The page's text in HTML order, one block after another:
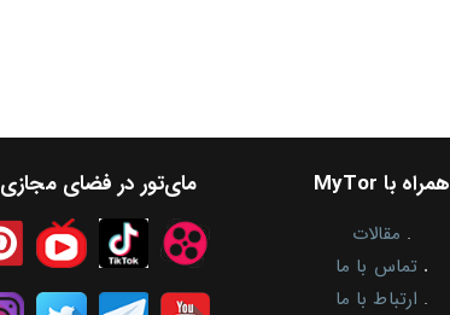
همراه با MyTor
. مقالات
.تماس با ما
. ارتباط با ما
مای‌تور در فضای مجازی